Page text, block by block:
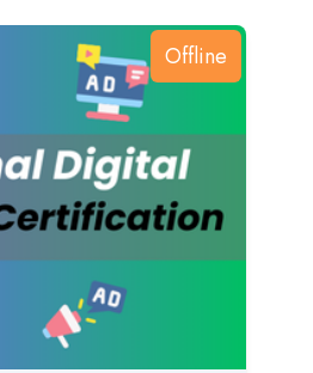
Offline